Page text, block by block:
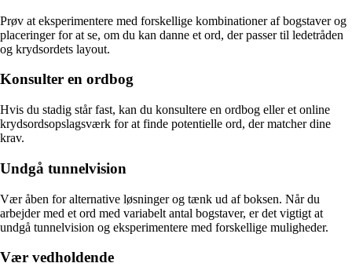
Prøv at eksperimentere med forskellige kombinationer af bogstaver og
placeringer for at se, om du kan danne et ord, der passer til ledetråden
og krydsordets layout.
Konsulter en ordbog
Hvis du stadig står fast, kan du konsultere en ordbog eller et online
krydsordsopslagsværk for at finde potentielle ord, der matcher dine
krav.
Undgå tunnelvision
Vær åben for alternative løsninger og tænk ud af boksen. Når du
arbejder med et ord med variabelt antal bogstaver, er det vigtigt at
undgå tunnelvision og eksperimentere med forskellige muligheder.
Vær vedholdende